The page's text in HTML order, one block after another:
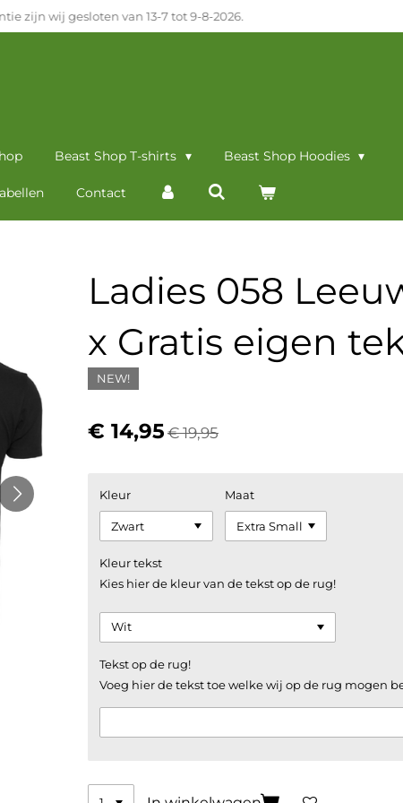
zijn wij gesloten van 13-7 tot 9-8-2026.
Beast Shop T-shirts Beast Shop Hoodies
Contact
Ladies 058
x Gratis eigen
NEW!
€ 14,95€ 19,95
Kleur Maat
Kleur tekst
Kies hier de kleur van de tekst op de rug!
Tekst op de rug!
Voeg hier de tekst toe welke wij op de rug mogen